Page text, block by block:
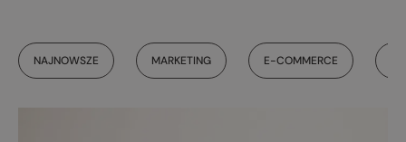
NAJNOWSZE MARKETING E-COMMERCE